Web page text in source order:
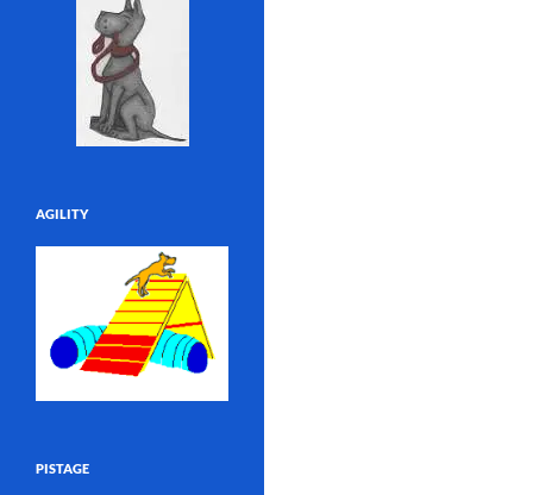
AGILITY
PISTAGE